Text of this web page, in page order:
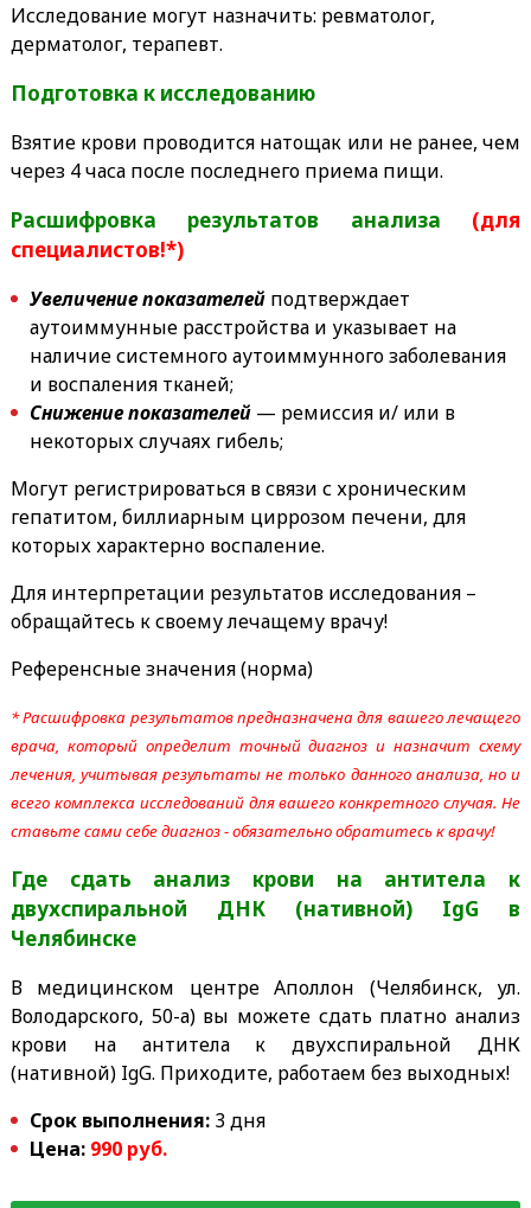
Исследование могут назначить: ревматолог,
дерматолог, терапевт.
Подготовка к исследованию
Взятие крови проводится натощак или не ранее, чем
через 4 часа после последнего приема пищи.
Расшифровка результатов анализа (для
специалистов!*)
Увеличение показателей подтверждает
аутоиммунные расстройства и указывает на
наличие системного аутоиммунного заболевания
и воспаления тканей;
Снижение показателей— ремиссия и/ или в
некоторых случаях гибель;
Могут регистрироваться в связи с хроническим
гепатитом, биллиарным циррозом печени, для
которых характерно воспаление.
Для интерпретации результатов исследования –
обращайтесь к своему лечащему врачу!
Референсные значения (норма)
* Расшифровка результатов предназначена для вашего лечащего
врача, который определит точный диагноз и назначит схему
лечения, учитывая результаты не только данного анализа, но и
всего комплекса исследований для вашего конкретного случая. Не
ставьте сами себе диагноз - обязательно обратитесь к врачу!
Где сдать анализ крови на антитела к
двухспиральной ДНК (нативной) IgG в
Челябинске
В медицинском центре Аполлон (Челябинск, ул.
Володарского, 50-а) вы можете сдать платно анализ
крови на антитела к двухспиральной ДНК
(нативной) IgG. Приходите, работаем без выходных!
Срок выполнения:3 дня
Цена: 990 руб.